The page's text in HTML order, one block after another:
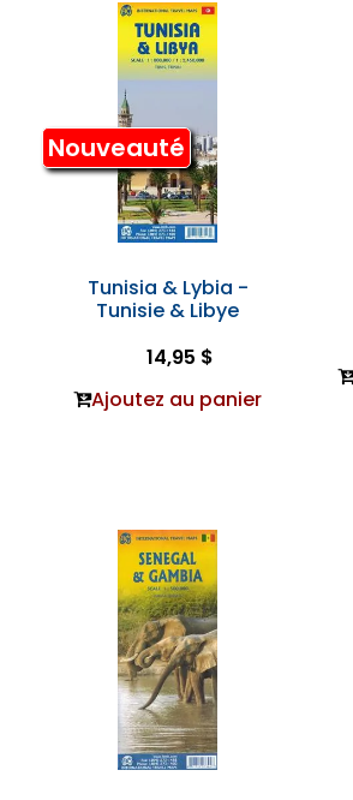
Nouveauté
Tunisia & Lybia -
Tunisie & Libye
14,95 $
Ajoutez au panier